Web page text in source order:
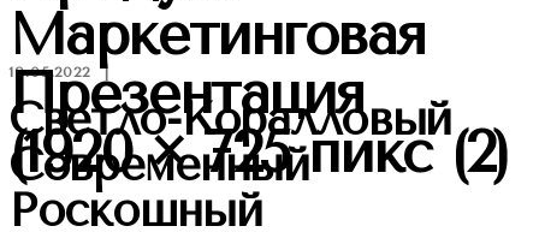
Маркетинговая
Презентация
(1920 × 725 пикс (2)
19.05.2022
Светло-Коралловый
Современный
Роскошный